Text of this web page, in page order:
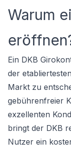
Warum
Ein DKB
der
Markt zu
gebührenfreier
exzellenten
bringt der DKB
Nutzer ein